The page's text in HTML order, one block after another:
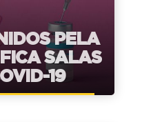
PELA
SALAS
19